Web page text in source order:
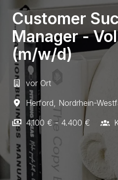
Customer
Manager -
(m/w/d)
vor Ort
Herford
Nordrhein-
4.100 € - 4.400 €